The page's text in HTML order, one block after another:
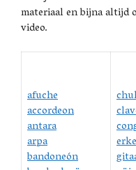
materiaal en bijna altijd
video.
afuche
accordeon
antara
arpa
bandoneón
erke